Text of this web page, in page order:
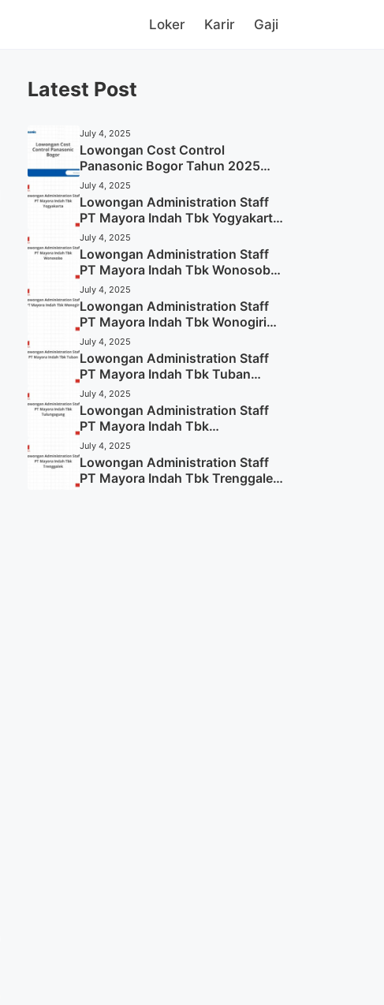
Loker Karir Gaji
Latest Post
July 4, 2025
Lowongan Cost Control
Panasonic Bogor Tahun 2025
(Lamar Sekarang)
July 4, 2025
Lowongan Administration Staff
PT Mayora Indah Tbk Yogyakarta
Tahun 2025
July 4, 2025
Lowongan Administration Staff
PT Mayora Indah Tbk Wonosobo
Tahun 2025 (Lamar Sekarang)
July 4, 2025
Lowongan Administration Staff
PT Mayora Indah Tbk Wonogiri
Tahun 2025 (Apply Now)
July 4, 2025
Lowongan Administration Staff
PT Mayora Indah Tbk Tuban
Tahun 2025 (Resmi)
July 4, 2025
Lowongan Administration Staff
PT Mayora Indah Tbk
Tulungagung Tahun 2025 (Lamar
Sekarang)
July 4, 2025
Lowongan Administration Staff
PT Mayora Indah Tbk Trenggalek